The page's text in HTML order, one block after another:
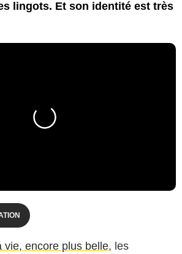
lingots. Et son identité est très
vie, encore plus belle, les